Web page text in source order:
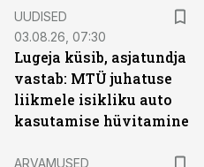
UUDISED
03.08.26, 07:30
Lugeja küsib, asjatundja
vastab: MTÜ juhatuse
liikmele isikliku auto
kasutamise hüvitamine
ARVAMUSED